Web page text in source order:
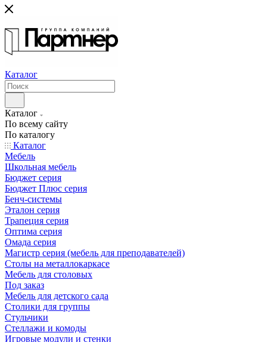
Каталог
Каталог
По всему сайту
По каталогу
Каталог
Мебель
Школьная мебель
Бюджет серия
Бюджет Плюс серия
Бенч-системы
Эталон серия
Трапеция серия
Оптима серия
Омада серия
Магистр серия (мебель для преподавателей)
Столы на металлокаркасе
Мебель для столовых
Под заказ
Мебель для детского сада
Столики для группы
Стульчики
Стеллажи и комоды
Игровые модули и стенки